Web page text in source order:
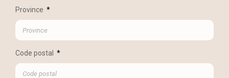
Province
Code postal